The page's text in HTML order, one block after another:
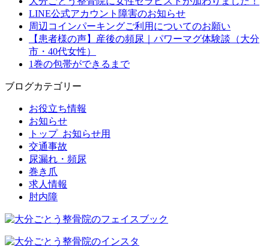
LINE公式アカウント障害のお知らせ
周辺コインパーキングご利用についてのお願い
【患者様の声】産後の頻尿｜パワーマグ体験談（大分
市・40代女性）
1巻の包帯ができるまで
ブログカテゴリー
お役立ち情報
お知らせ
トップ_お知らせ用
交通事故
尿漏れ・頻尿
巻き爪
求人情報
肘内障